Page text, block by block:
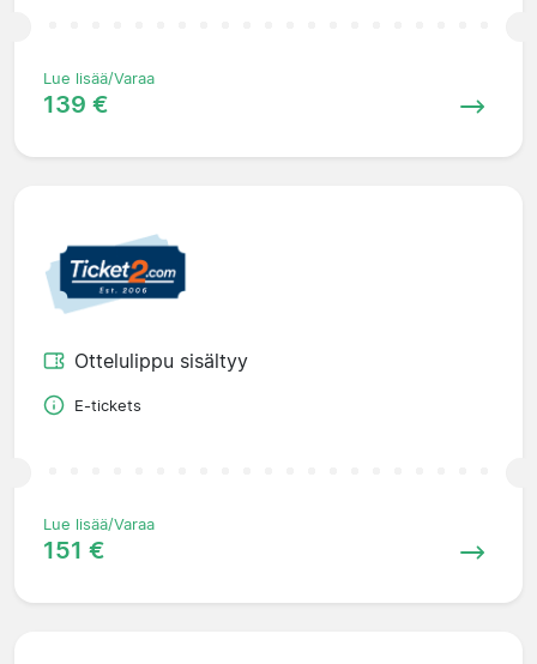
Lue lisää/Varaa
139 €
Ottelulippu sisältyy
E-tickets
Lue lisää/Varaa
151 €